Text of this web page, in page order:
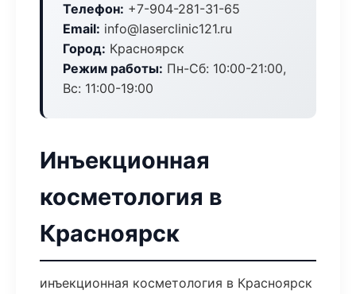
Телефон: +7-904-281-31-65
Email: info@laserclinic121.ru
Город: Красноярск
Режим работы: Пн-Сб: 10:00-21:00,
Вс: 11:00-19:00
Инъекционная
косметология в
Красноярск
инъекционная косметология в Красноярск